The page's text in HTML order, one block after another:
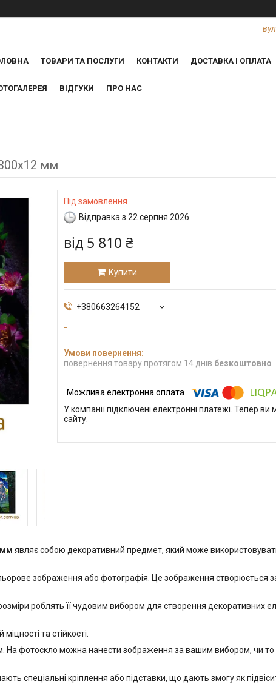
ТОВАРИ ТА ПОСЛУГИ КОНТАКТИ ДОСТАВКА І ОПЛАТА
ВІДГУКИ ПРО НАС
мм
Під замовлення
Відправка з 22 серпня 2026
від 5 810 ₴
Купити
+380663264152
повернення товару протягом 14 днів безкоштовно
У компанії підключені електронні платежі. Тепер
сайту.
мм являє собою декоративний предмет, який може
зображення або фотографія. Це зображення створюється
роблять її чудовим вибором для створення декоративних
та стійкості.
На фотоскло можна нанести зображення за вашим вибором, чи то
спеціальні кріплення або підставки, що дають змогу як